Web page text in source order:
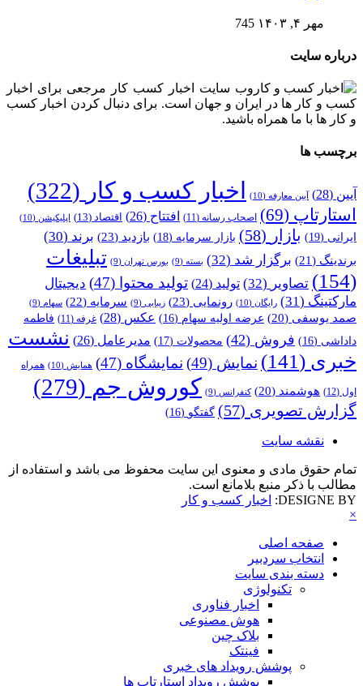
مهر ۴, ۱۴۰۳ 745
درباره سایت
وب سایت اخبار کسب کار مرجعی برای اخبار
کسب و کار ها در ایران و جهان است. برای دنبال کردن اخبار کسب
و کار ها با ما همراه باشید.
برچسب ها
آیین (28) آیین معارفه (10) اخبار کسب و کار (322)
استارتاپ (69) اصحاب رسانه (11) افتتاح (26) اقتصاد (13) اپلیکیشن (10)
ایرانی (19) بازار (58) بازار سرمایه (18) بازدید (23) برند (30)
برندینگ (21) برگزار شد (32) بسته (9) بورس تهران (9)
تبلیغات
(154)
تصاویر (32) تولید (24) تولید محتوا (47)
دیجیتال
مارکتینگ (31) رایگان (10) رونمایی (23) زیبایی (9) سرمایه (22) سهام (9)
صمد یوسفی (20) عرضه اولیه سهام (16) عکس (28) غرفه (11)
فاطمه
داداشی (16) فروش (42) محصولات (17) مدیرعامل (26)
نشست
خبری (141) نمایش (49) نمایشگاه (47) همایش (10) همراه
اول (12) هوشمند (20) کنفرانس (9) کوروش جم (279)
گزارش تصویری (57) گفتگو (16)
نقشه سایت
تمام حقوق مادی و معنوی این سایت محفوظ می باشد و استفاده از
مطالب با ذکر منبع بلامانع است.
DESIGNE BY:
اخبار کسب و کار
×
صفحه اصلی
انتخاب سردبیر
دسته بندی سایت
تکنولوژی
اخبار فناوری
هوش مصنوعی
بلاک چین
فینتک
پوشش رویداد های خبری
پوشش رویداد استارتاپ ها